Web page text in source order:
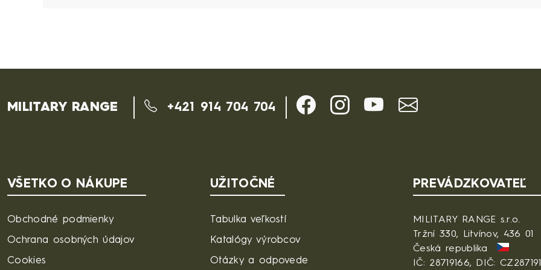
MILITARY RANGE +421 914 704 704
VŠETKO O NÁKUPE
Obchodné podmienky
Ochrana osobných údajov
Cookies
UŽITOČNÉ
Tabulka veľkostí
Katalógy výrobcov
Otázky a odpovede
PREVÁDZKOVATEĽ
MILITARY RANGE s.r.o.
Tržní 330, Litvínov, 436 01
Česká republika
IČ: 28719166, DIČ: